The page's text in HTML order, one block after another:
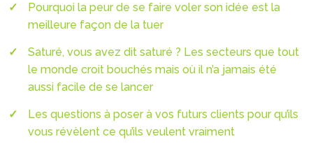
Pourquoi la peur de se faire voler son idée est la
meilleure façon de la tuer
Saturé, vous avez dit saturé ? Les secteurs que tout
le monde croit bouchés mais où il n’a jamais été
aussi facile de se lancer
Les questions à poser à vos futurs clients pour qu’ils
vous révèlent ce qu’ils veulent vraiment